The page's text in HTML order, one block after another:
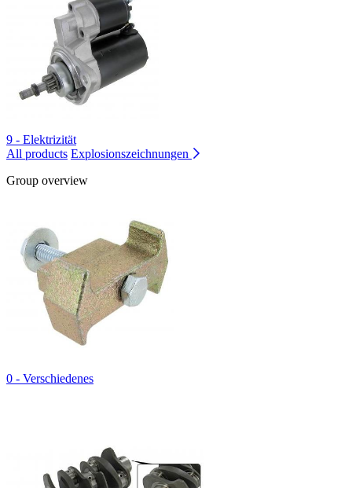
9 - Elektrizität
All products Explosionszeichnungen
Group overview
0 - Verschiedenes